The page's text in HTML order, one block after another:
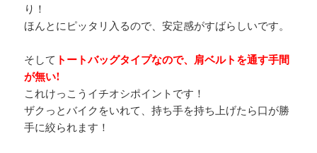
り！
ほんとにピッタリ入るので、安定感がすばらしいです。
そして トートバッグタイプなので、肩ベルトを通す手間
が無い!
これけっこうイチオシポイントです！
ザクっとバイクをいれて、持ち手を持ち上げたら口が勝
手に絞られます！